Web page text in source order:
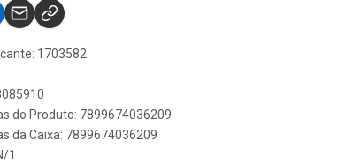
1703582
do Produto: 7899674036209
da Caixa: 7899674036209
1